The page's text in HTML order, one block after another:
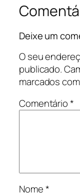
Deixe um
O seu
publicado.
marcados com
Comentário*
Nome*